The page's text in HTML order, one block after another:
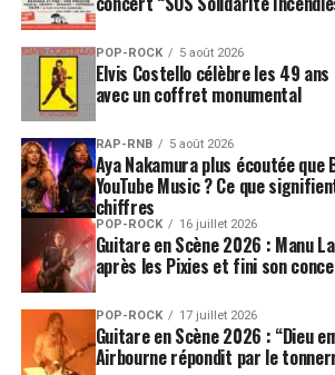
POP-ROCK 5 août 2026
Elvis Costello célèbre les 49 ans
avec un coffret monumental
RAP-RNB 5 août 2026
Aya Nakamura plus écoutée que
YouTube Music ? Ce que
chiffres
POP-ROCK 16 juillet 2026
Guitare en Scène 2026 : Manu
après les Pixies et fini son
POP-ROCK 17 juillet 2026
Guitare en Scène 2026 : “Dieu
Airbourne répondit par le